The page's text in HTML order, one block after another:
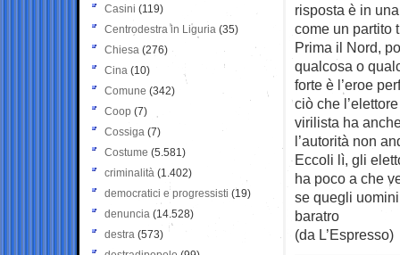
risposta è in
come un partito
Prima il Nord,
qualcosa o
forte è l’eroe
ciò che
virilista ha
l’autorità non
Eccoli lì, gli
ha poco a che
se quegli
baratro
(da L’Espresso)
Casini (119)
Centrodestra in Liguria (35)
Chiesa (276)
Cina (10)
Comune (342)
Coop (7)
Cossiga (7)
Costume (5.581)
criminalità (1.402)
democratici e progressisti (19)
denuncia (14.528)
destra (573)